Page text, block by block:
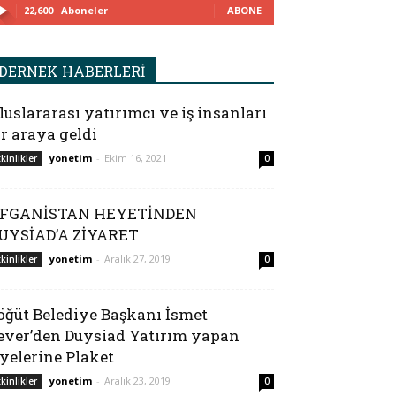
22,600 Aboneler ABONE
HABERLERİ
yatırımcı ve iş insanları
araya geldi
yonetim - Ekim 16, 2021 0
HEYETİNDEN
ZİYARET
yonetim - Aralık 27, 2019 0
Belediye Başkanı İsmet
Duysiad Yatırım yapan
Plaket
yonetim - Aralık 23, 2019 0